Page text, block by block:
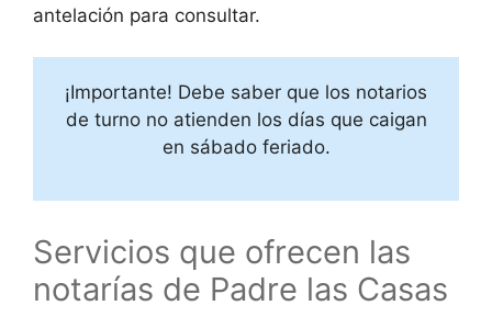
antelación para consultar.
¡Importante! Debe saber que los notarios
de turno no atienden los días que caigan
en sábado feriado.
Servicios que ofrecen las
notarías de Padre las Casas